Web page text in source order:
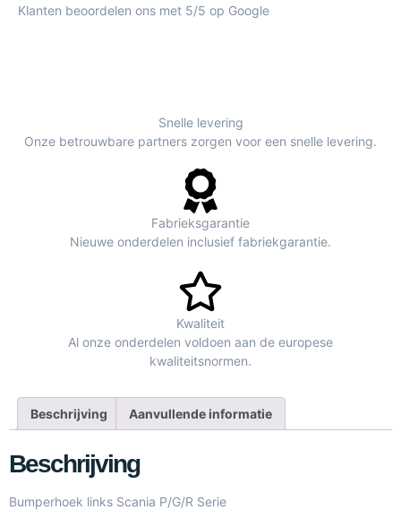
Klanten beoordelen ons met 5/5 op Google
Snelle levering
Onze betrouwbare partners zorgen voor een snelle levering.
Fabrieksgarantie
Nieuwe onderdelen inclusief fabriekgarantie.
Kwaliteit
Al onze onderdelen voldoen aan de europese
kwaliteitsnormen.
Beschrijving Aanvullende informatie
Beschrijving
Bumperhoek links Scania P/G/R Serie